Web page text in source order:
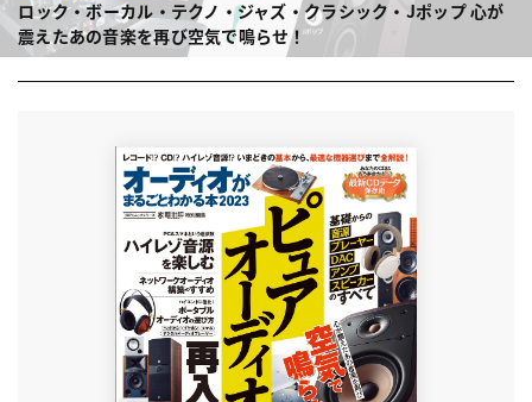
ロック・ボーカル・テクノ・ジャズ・クラシック・Jポップ心が
震えたあの音楽を再び空気で鳴らせ！